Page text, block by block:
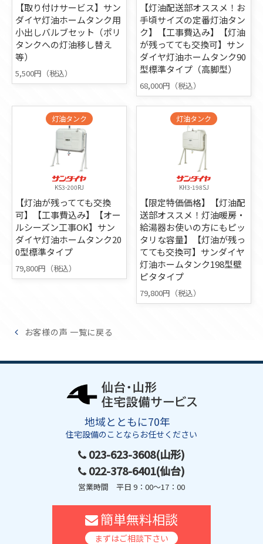
【取り付けサービス】サン
ダイヤ灯油ホームタンク用
小出しバルブセット（ポリ
タンクへの灯油移し替え
等）
5,500円（税込）
【灯油配送部オススメ！お
手頃サイズの定番灯油タン
ク】【工事費込み】【灯油
が残ってても交換可】サン
ダイヤ灯油ホームタンク90
型標準タイプ（高脚型）
68,000円（税込）
灯油タンク
KS3-200RJ
【灯油が残ってても交換
可】【工事費込み】【オー
ルシーズン工事OK】サン
ダイヤ灯油ホームタンク20
0型標準タイプ
79,800円（税込）
灯油タンク
KH3-198SJ
【限定特価価格】【灯油配
送部オススメ！灯油暖房・
給湯器お使いの方にもピッ
タリな容量】【灯油が残っ
てても交換可】サンダイヤ
灯油ホームタンク198型壁
ピタタイプ
79,800円（税込）
お客様の声 一覧に戻る
地域とともに70年
住宅設備のことならお任せください
023-623-3608(山形)
022-378-6401(仙台)
営業時間 平日 9：00～17：00
簡単無料相談
まずはご相談下さい